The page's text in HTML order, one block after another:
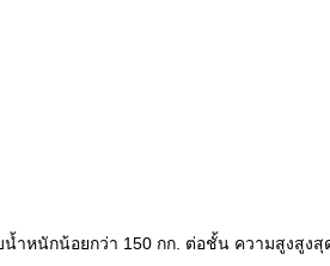
หนักน้อยกว่า 150 กก. ต่อชั้น ความสูงสูง